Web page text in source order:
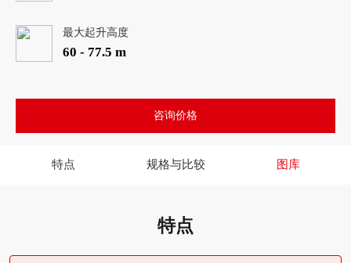
最大起升高度
60 - 77.5 m
咨询价格
特点 规格与比较 图库
特点